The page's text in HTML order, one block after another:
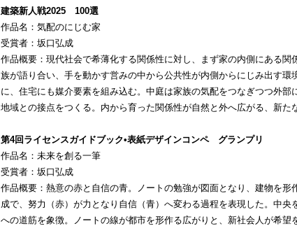
建築新人戦2025 100選
作品名：気配のにじむ家
受賞者：坂口弘成
作品概要：現代社会で希薄化する関係性に対し、まず家の内側にある
族が語り合い、手を動かす営みの中から公共性が内側からにじみ出す環
に、住宅にも媒介要素を組み込む。中庭は家族の気配をつなぎつつ外部
地域との接点をつくる。内から育った関係性が自然と外へ広がる、新た
第4回ライセンスガイドブック•表紙デザインコンペ グランプリ
作品名：未来を創る一筆
受賞者：坂口弘成
作品概要：熱意の赤と自信の青。ノートの勉強が図面となり、建物を
成で、努力（赤）が力となり自信（青）へ変わる過程を表現した。中
への道筋を象徴。ノートの線が都市を形作る広がりと、新社会人が希望